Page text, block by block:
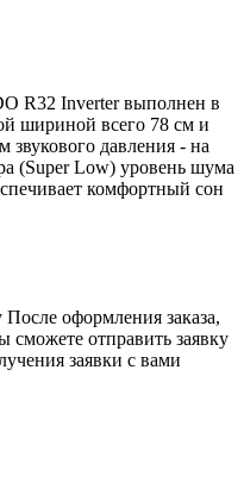
R32 Inverter выполнен в
шириной всего 78 см и
звукового давления - на
(Super Low) уровень шума
комфортный сон
После оформления заказа,
сможете отправить заявку
заявки с вами